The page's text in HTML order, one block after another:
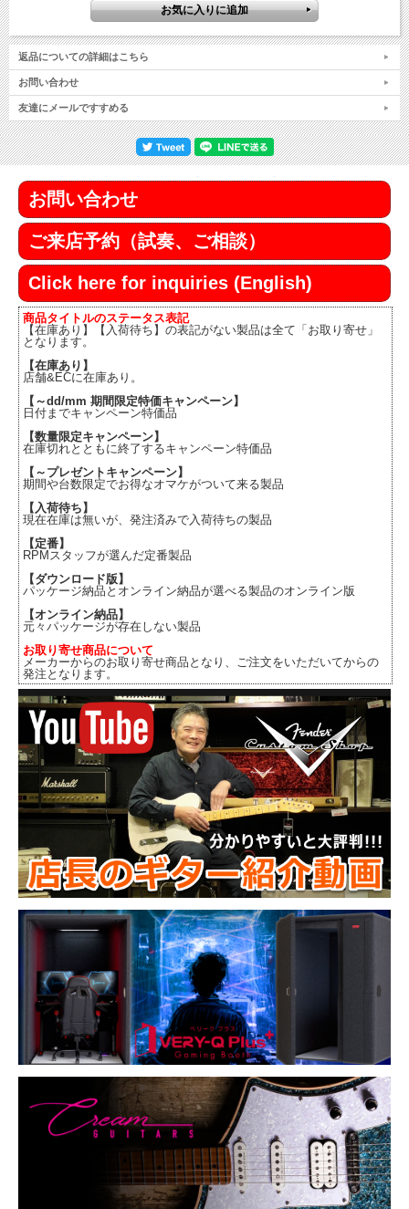
返品についての詳細はこちら
お問い合わせ
友達にメールですすめる
お問い合わせ
ご来店予約（試奏、ご相談）
Click here for inquiries (English)
商品タイトルのステータス表記
【在庫あり】【入荷待ち】の表記がない製品は全て「お取り寄せ」
となります。
【在庫あり】
店舗&ECに在庫あり。
【～dd/mm 期間限定特価キャンペーン】
日付までキャンペーン特価品
【数量限定キャンペーン】
在庫切れとともに終了するキャンペーン特価品
【～プレゼントキャンペーン】
期間や台数限定でお得なオマケがついて来る製品
【入荷待ち】
現在在庫は無いが、発注済みで入荷待ちの製品
【定番】
RPMスタッフが選んだ定番製品
【ダウンロード版】
パッケージ納品とオンライン納品が選べる製品のオンライン版
【オンライン納品】
元々パッケージが存在しない製品
お取り寄せ商品について
メーカーからのお取り寄せ商品となり、ご注文をいただいてからの
発注となります。